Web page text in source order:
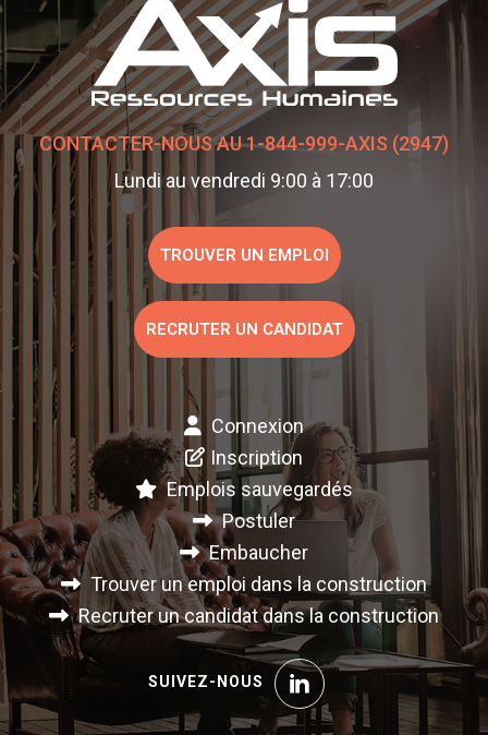
Connexion
Inscription
Emplois sauvegardés
Postuler
Embaucher
Trouver un emploi dans la construction
Recruter un candidat dans la construction
SUIVEZ-NOUS
CONTACTER-NOUS AU 1-844-999-AXIS (2947)
Lundi au vendredi 9:00 à 17:00
TROUVER UN EMPLOI
RECRUTER UN CANDIDAT